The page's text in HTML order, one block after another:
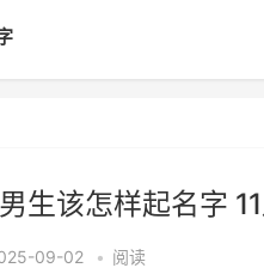
生该怎样起名字
09-02 • 阅读